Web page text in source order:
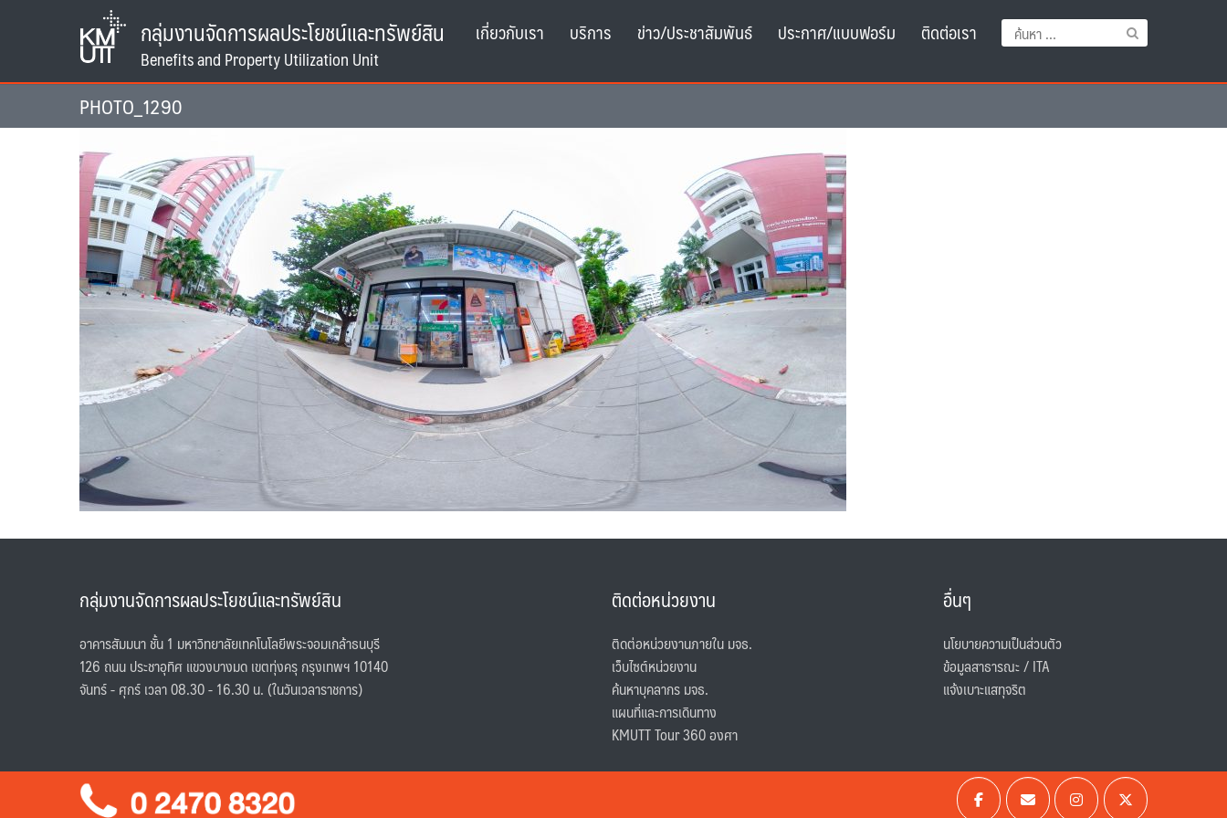
กลุ่มงานจัดการผลประโยชน์และทรัพย์สิน
ค้นหา
สำหรับ:
เกี่ยวกับเรา บริการ ข่าว/ประชาสัมพันธ์ ประกาศ/แบบฟอร์ม ติดต่อเรา
PHOTO_1290
กลุ่มงานจัดการผลประโยชน์และทรัพย์สิน
อาคารสัมมนา ชั้น 1 มหาวิทยาลัยเทคโนโลยีพระจอมเกล้าธนบุรี
126 ถนน ประชาอุทิศ แขวงบางมด เขตทุ่งครุ กรุงเทพฯ 10140
จันทร์ - ศุกร์ เวลา 08.30 - 16.30 น. (ในวันเวลาราชการ)
ติดต่อหน่วยงาน
ติดต่อหน่วยงานภายใน มจธ.
เว็บไซต์หน่วยงาน
ค้นหาบุคลากร มจธ.
แผนที่และการเดินทาง
KMUTT Tour 360 องศา
อื่นๆ
นโยบายความเป็นส่วนตัว
ข้อมูลสาธารณะ / ITA
แจ้งเบาะแสทุจริต